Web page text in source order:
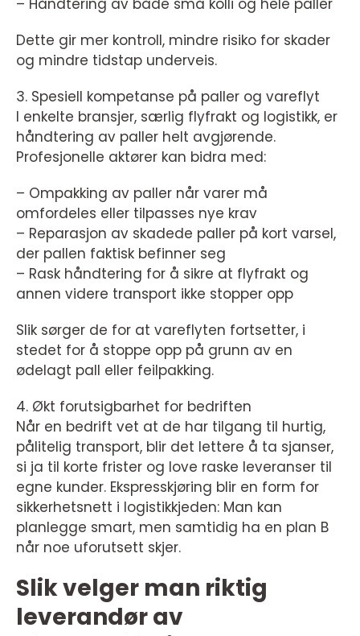
– Håndtering av både små kolli og hele paller
Dette gir mer kontroll, mindre risiko for skader
og mindre tidstap underveis.
3. Spesiell kompetanse på paller og vareflyt
I enkelte bransjer, særlig flyfrakt og logistikk, er
håndtering av paller helt avgjørende.
Profesjonelle aktører kan bidra med:
– Ompakking av paller når varer må
omfordeles eller tilpasses nye krav
– Reparasjon av skadede paller på kort varsel,
der pallen faktisk befinner seg
– Rask håndtering for å sikre at flyfrakt og
annen videre transport ikke stopper opp
Slik sørger de for at vareflyten fortsetter, i
stedet for å stoppe opp på grunn av en
ødelagt pall eller feilpakking.
4. Økt forutsigbarhet for bedriften
Når en bedrift vet at de har tilgang til hurtig,
pålitelig transport, blir det lettere å ta sjanser,
si ja til korte frister og love raske leveranser til
egne kunder. Ekspresskjøring blir en form for
sikkerhetsnett i logistikkjeden: Man kan
planlegge smart, men samtidig ha en plan B
når noe uforutsett skjer.
Slik velger man riktig
leverandør av